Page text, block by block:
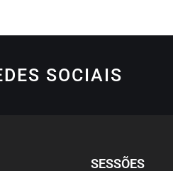
SOCIAIS
SESSÕES